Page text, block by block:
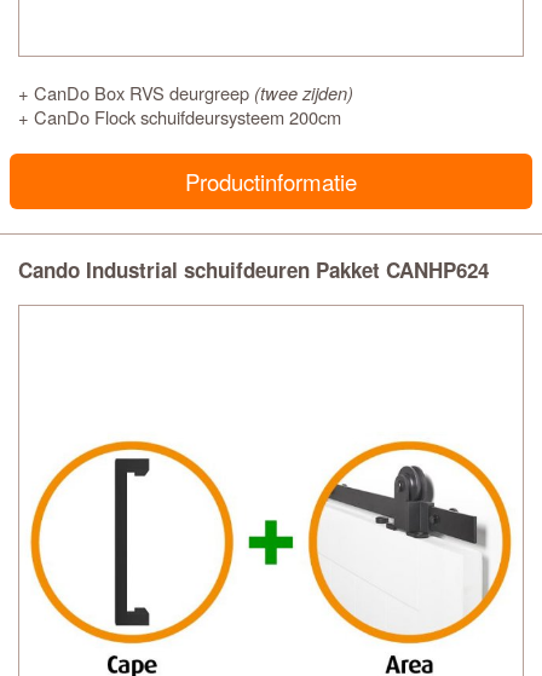
+ CanDo Box RVS deurgreep (twee zijden)
+ CanDo Flock schuifdeursysteem 200cm
Productinformatie
Cando Industrial schuifdeuren Pakket CANHP624